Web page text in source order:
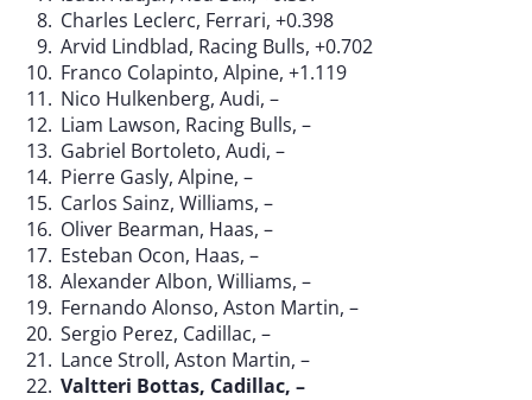
Charles Leclerc, Ferrari, +0.398
Arvid Lindblad, Racing Bulls, +0.702
Franco Colapinto, Alpine, +1.119
Nico Hulkenberg, Audi, –
Liam Lawson, Racing Bulls, –
Gabriel Bortoleto, Audi, –
Pierre Gasly, Alpine, –
Carlos Sainz, Williams, –
Oliver Bearman, Haas, –
Esteban Ocon, Haas, –
Alexander Albon, Williams, –
Fernando Alonso, Aston Martin, –
Sergio Perez, Cadillac, –
Lance Stroll, Aston Martin, –
Valtteri Bottas, Cadillac, –